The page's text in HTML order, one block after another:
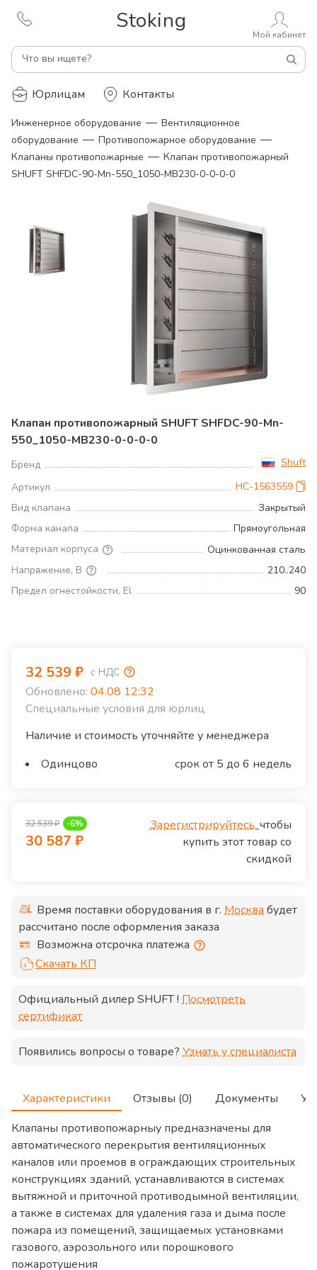
Stoking
Что вы ищете?
Мой кабинет
Юрлицам Контакты
Инженерное оборудование — Вентиляционное
оборудование — Противопожарное оборудование —
Клапаны противопожарные — Клапан противопожарный
SHUFT SHFDC-90-Mn-550_1050-MB230-0-0-0-0
Клапан противопожарный SHUFT SHFDC-90-Mn-
550_1050-MB230-0-0-0-0
Бренд
Shuft
Артикул
НС-1563559
Вид клапана
Закрытый
Форма канала
Прямоугольная
Материал корпуса
Оцинкованная сталь
Напряжение, В
210..240
Предел огнестойкости, El
90
32 539 ₽ с НДС
Обновлено: 04.08 12:32
Специальные условия для юрлиц
Наличие и стоимость уточняйте у менеджера
Одинцово
срок от 5 до 6 недель
32 539₽ -6%
30 587 ₽
Зарегистрируйтесь,чтобы
купить этот товар со
скидкой
Время поставки оборудования в г. Москвабудет
рассчитано после оформления заказа
Возможна отсрочка платежа
Скачать КП
Официальный дилер SHUFT! Посмотреть
сертификат
Появились вопросы о товаре? Узнать у специалиста
Характеристики Отзывы (0) Документы
Клапаны противопожарныу предназначены для
автоматического перекрытия вентиляционных
каналов или проемов в ограждающих строительных
конструкциях зданий, устанавливаются в системах
вытяжной и приточной противодымной вентиляции,
а также в системах для удаления газа и дыма после
пожара из помещений, защищаемых установками
газового, аэрозольного или порошкового
пожаротушения